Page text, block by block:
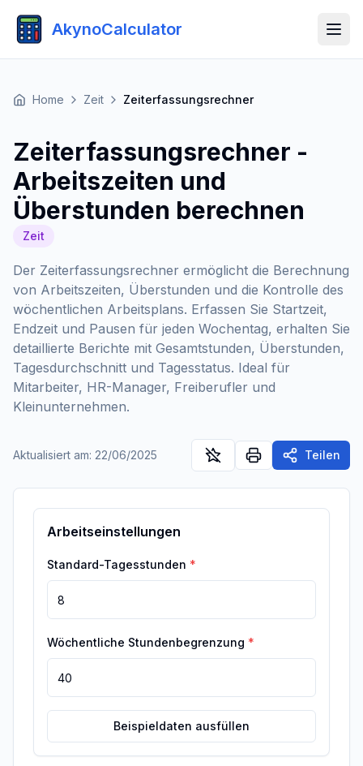
AkynoCalculator
Home Zeit Zeiterfassungsrechner
Zeiterfassungsrechner -
Arbeitszeiten und
Überstunden berechnen
Zeit
Der Zeiterfassungsrechner ermöglicht die Berechnung
von Arbeitszeiten, Überstunden und die Kontrolle des
wöchentlichen Arbeitsplans. Erfassen Sie Startzeit,
Endzeit und Pausen für jeden Wochentag, erhalten Sie
detaillierte Berichte mit Gesamtstunden, Überstunden,
Tagesdurchschnitt und Tagesstatus. Ideal für
Mitarbeiter, HR-Manager, Freiberufler und
Kleinunternehmen.
Aktualisiert am: 22/06/2025 Teilen
Arbeitseinstellungen
Standard-Tagesstunden *
Wöchentliche Stundenbegrenzung *
Beispieldaten ausfüllen